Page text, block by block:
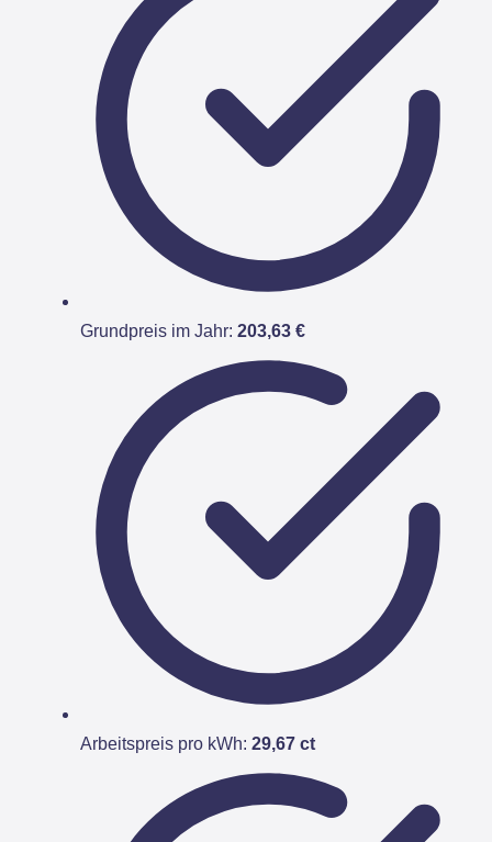
Grundpreis im Jahr: 203,63 €
Arbeitspreis pro kWh: 29,67 ct